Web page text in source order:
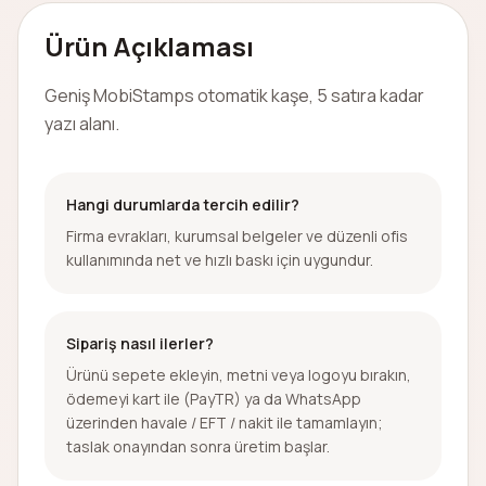
Ürün Açıklaması
Geniş MobiStamps otomatik kaşe, 5 satıra kadar
yazı alanı.
Hangi durumlarda tercih edilir?
Firma evrakları, kurumsal belgeler ve düzenli ofis
kullanımında net ve hızlı baskı için uygundur.
Sipariş nasıl ilerler?
Ürünü sepete ekleyin, metni veya logoyu bırakın,
ödemeyi kart ile (PayTR) ya da WhatsApp
üzerinden havale / EFT / nakit ile tamamlayın;
taslak onayından sonra üretim başlar.